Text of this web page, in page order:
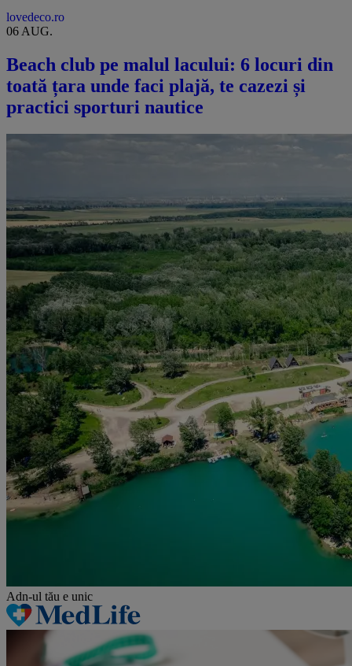
lovedeco.ro
06 AUG.
Beach club pe malul lacului: 6 locuri din
toată țara unde faci plajă, te cazezi și
practici sporturi nautice
Adn-ul tău e unic